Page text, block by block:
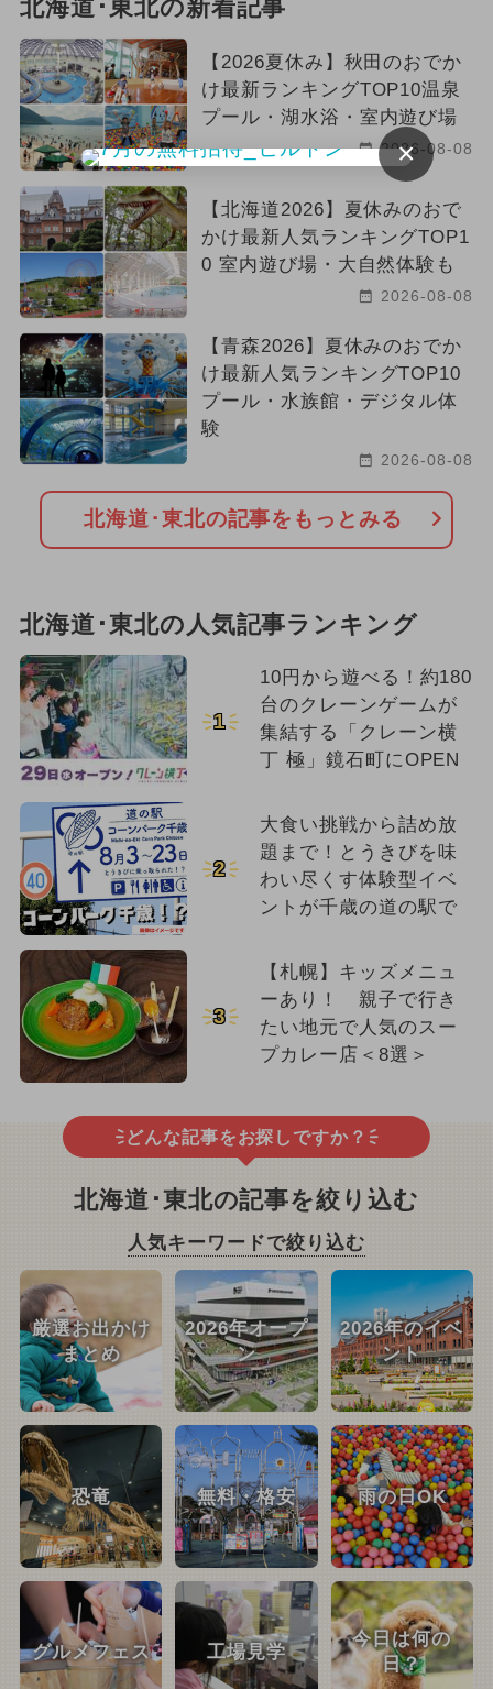
北海道･東北の新着記事
【2026夏休み】秋田のおでか
け最新ランキングTOP10温泉
プール・湖水浴・室内遊び場
2026-08-08
【北海道2026】夏休みのおで
かけ最新人気ランキングTOP1
0 室内遊び場・大自然体験も
2026-08-08
【青森2026】夏休みのおでか
け最新人気ランキングTOP10
プール・水族館・デジタル体
験
2026-08-08
北海道･東北の記事をもっとみる
北海道･東北の人気記事ランキング
1
10円から遊べる！約180
台のクレーンゲームが
集結する「クレーン横
丁 極」鏡石町にOPEN
2
大食い挑戦から詰め放
題まで！とうきびを味
わい尽くす体験型イベ
ントが千歳の道の駅で
3
【札幌】キッズメニュ
ーあり！ 親子で行き
たい地元で人気のスー
プカレー店＜8選＞
どんな記事をお探しですか？
北海道･東北の記事を絞り込む
人気キーワードで絞り込む
厳選お出かけ
まとめ
2026年オープ
ン
2026年のイベ
ント
恐竜 無料・格安 雨の日OK
グルメフェス 工場見学
今日は何の
日？
×